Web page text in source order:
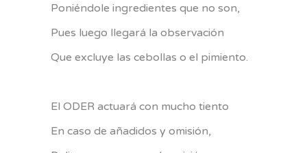
Poniéndole ingredientes que no son,
Pues luego llegará la observación
Que excluye las cebollas o el pimiento.
El ODER actuará con mucho tiento
En caso de añadidos y omisión,